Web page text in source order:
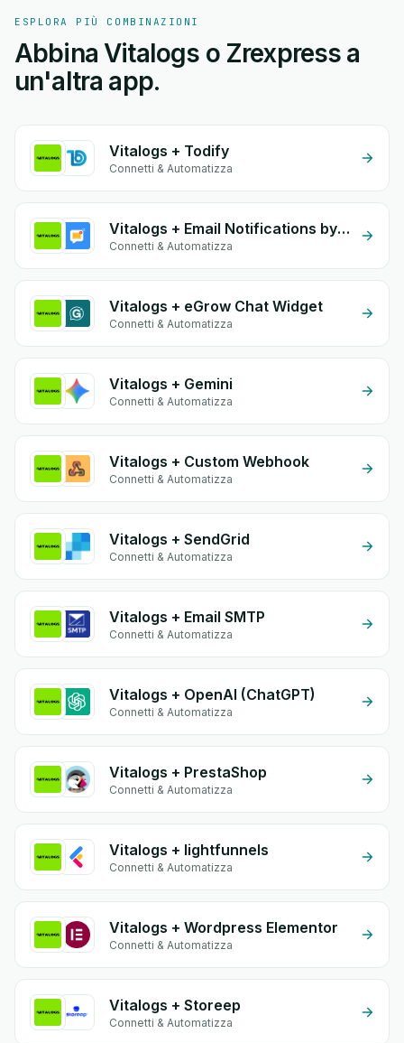
ESPLORA PIÙ COMBINAZIONI
Abbina Vitalogs o Zrexpress a
un'altra app.
Vitalogs + Todify
Connetti & Automatizza
Vitalogs + Email Notifications by eGrow
Connetti & Automatizza
Vitalogs + eGrow Chat Widget
Connetti & Automatizza
Vitalogs + Gemini
Connetti & Automatizza
Vitalogs + Custom Webhook
Connetti & Automatizza
Vitalogs + SendGrid
Connetti & Automatizza
Vitalogs + Email SMTP
Connetti & Automatizza
Vitalogs + OpenAI (ChatGPT)
Connetti & Automatizza
Vitalogs + PrestaShop
Connetti & Automatizza
Vitalogs + lightfunnels
Connetti & Automatizza
Vitalogs + Wordpress Elementor
Connetti & Automatizza
Vitalogs + Storeep
Connetti & Automatizza